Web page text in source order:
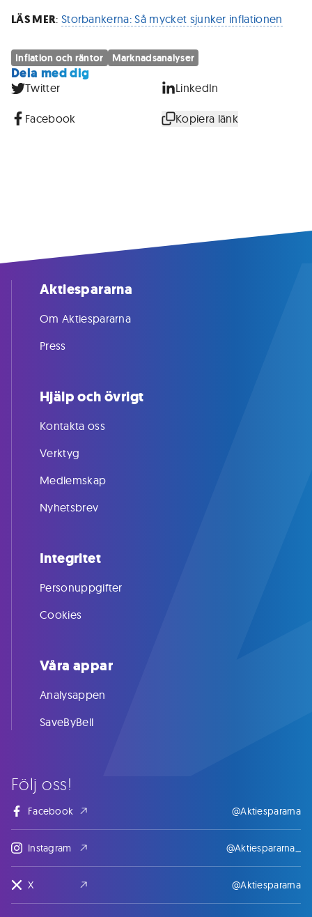
LÄS MER: Storbankerna: Så mycket sjunker inflationen
Inflation och räntor Marknadsanalyser
Dela med dig
Twitter LinkedIn
Facebook Kopiera länk
Följ oss!
Facebook @Aktiespararna
Instagram @Aktiespararna_
X @Aktiespararna
Aktiespararna
Om Aktiespararna
Press
Hjälp och övrigt
Kontakta oss
Verktyg
Medlemskap
Nyhetsbrev
Integritet
Personuppgifter
Cookies
Våra appar
Analysappen
SaveByBell